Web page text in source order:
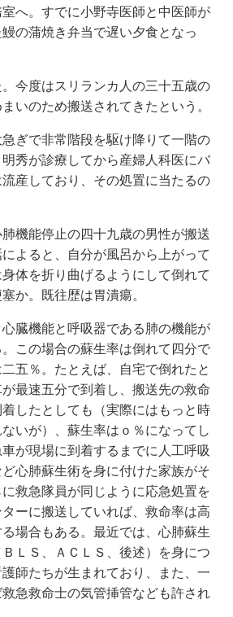
へ。すでに小野寺医師と中医師が
の蒲焼き弁当で遅い夕食となっ
今度はスリランカ人の三十五歳の
いのため搬送されてきたという。
ぎで非常階段を駆け降りて一階の
秀が診療してから産婦人科医にバ
流産しており、その処置に当たるの
機能停止の四十九歳の男性が搬送
よると、自分が風呂から上がって
体を折り曲げるようにして倒れて
か。既往歴は胃潰瘍。
臓機能と呼吸器である肺の機能が
この場合の蘇生率は倒れて四分で
五％。たとえば、自宅で倒れたと
最速五分で到着し、搬送先の救命
したとしても（実際にはもっと時
いが）、蘇生率はｏ％になってし
が現場に到着するまでに人工呼吸
心肺蘇生術を身に付けた家族がそ
救急隊員が同じように応急処置を
ーに搬送していれば、救命率は高
場合もある。最近では、心肺蘇生
ＬＳ、ＡＣＬＳ、後述）を身につ
師たちが生まれており、また、一
急救命士の気管挿管なども許され